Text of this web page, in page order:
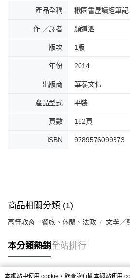
產品全稱 楸園書屋讀經筆
作 ／譯者 顏道泗
版次 1版
年份 2014
出版商 華泰文化
產品型式 平裝
頁數 152頁
ISBN 9789576099373
商品相關分類 (1)
高等教育－餐旅、休閒、法政 文學／
本分類熱銷全站排行
本網站中使用 cookie，欲查詢有關本網站使用